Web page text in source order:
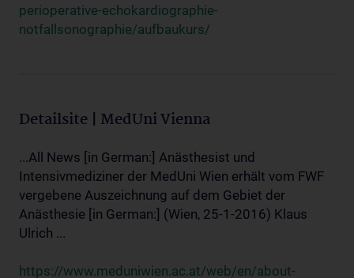
perioperative-echokardiographie-
notfallsonographie/aufbaukurs/
Detailsite | MedUni Vienna
...All News [in German:] Anästhesist und
Intensivmediziner der MedUni Wien erhält vom FWF
vergebene Auszeichnung auf dem Gebiet der
Anästhesie [in German:] (Wien, 25-1-2016) Klaus
Ulrich ...
https://www.meduniwien.ac.at/web/en/about-